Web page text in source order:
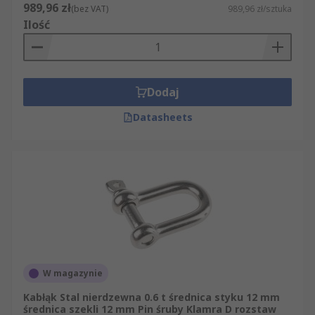
rozwiązania marek Tractel, Ergodyne, CROSBY i
Savigny.
zamów szekle dopasowane do obciążenia,
osprzętu i warunków pracy.
989,96 zł(bez VAT) 989,96 zł/sztuka
Ilość
Dodaj
Datasheets
W magazynie
Kabłąk Stal nierdzewna 0.6 t średnica styku 12 mm
średnica szekli 12 mm Pin śruby Klamra D rozstaw